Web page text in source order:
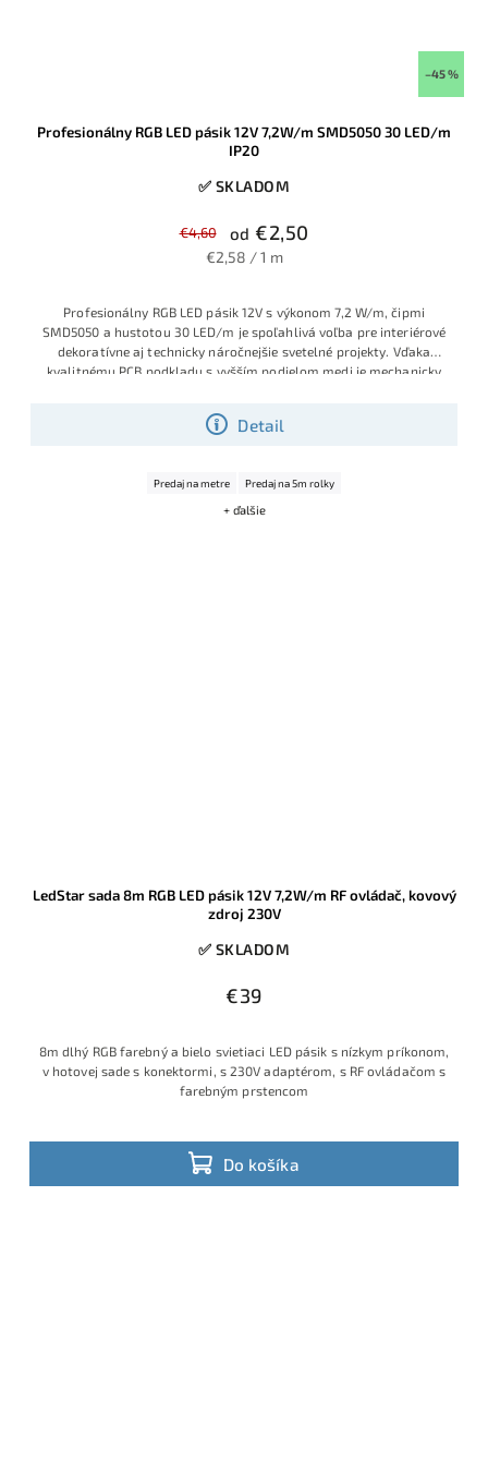
–45 %
Profesionálny RGB LED pásik 12V 7,2W/m SMD5050 30 LED/m
IP20
✅ SKLADOM
€4,60 od €2,50
€2,58 / 1 m
Detail
Profesionálny RGB LED pásik 12V s výkonom 7,2 W/m, čipmi
SMD5050 a hustotou 30 LED/m je spoľahlivá voľba pre interiérové
dekoratívne aj technicky náročnejšie svetelné projekty. Vďaka
kvalitnému PCB podkladu s vyšším podielom medi je mechanicky
dlhšiu životnosť aj pri menej šetrnej manipulácii počas montáže.
Ide o obľúbený model montážnych a realizačných firiem, ktoré
aktuálnej skladovej akcii.
Predaj na metre Predaj na 5m rolky
+ ďalšie
LedStar sada 8m RGB LED pásik 12V 7,2W/m RF ovládač, kovový
zdroj 230V
✅ SKLADOM
€39
Do košíka
8m dlhý RGB farebný a bielo svietiaci LED pásik s nízkym príkonom,
v hotovej sade s konektormi, s 230V adaptérom, s RF ovládačom s
farebným prstencom